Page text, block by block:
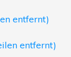
entfernt)
entfernt)